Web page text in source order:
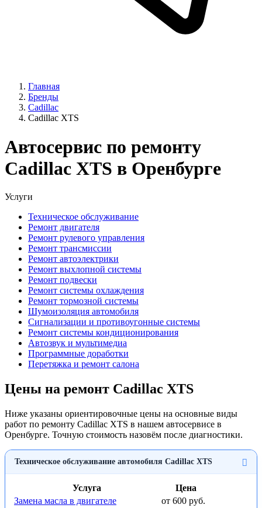
Главная
Бренды
Cadillac
Cadillac XTS
Автосервис по ремонту
Cadillac XTS в Оренбурге
Услуги
Техническое обслуживание
Ремонт двигателя
Ремонт рулевого управления
Ремонт трансмиссии
Ремонт автоэлектрики
Ремонт выхлопной системы
Ремонт подвески
Ремонт системы охлаждения
Ремонт тормозной системы
Шумоизоляция автомобиля
Сигнализации и противоугонные системы
Ремонт системы кондиционирования
Автозвук и мультимедиа
Программные доработки
Перетяжка и ремонт салона
Цены на ремонт Cadillac XTS
Ниже указаны ориентировочные цены на основные виды
работ по ремонту Cadillac XTS в нашем автосервисе в
Оренбурге. Точную стоимость назовём после диагностики.
Техническое обслуживание автомобиля Cadillac XTS
Услуга
Цена
Замена масла в двигателе
от 600 руб.